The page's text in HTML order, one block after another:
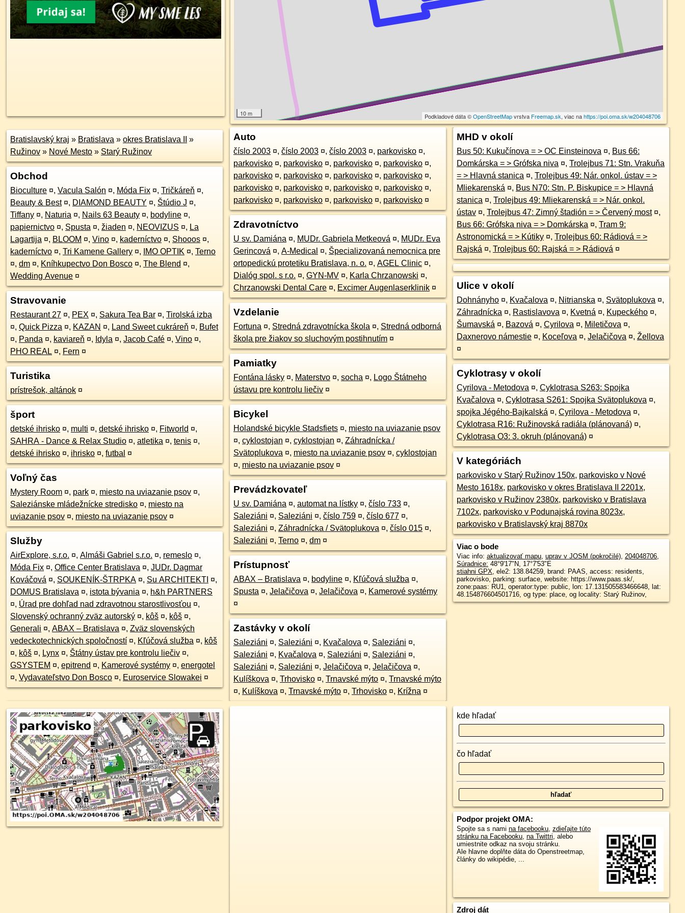
10 m Podkladové dáta ©OpenStreetMapvrstva Freemap.sk, viac nahttps://poi.oma.sk/w204048706
Bratislavský kraj » Bratislava » okres Bratislava II
»
Ružinov » Nové Mesto » Starý Ružinov
Obchod
Bioculture ¤, Vacula Salón ¤, Móda Fix ¤, Tričkáreň ¤,
Beauty & Best ¤, DIAMOND BEAUTY ¤, Štúdio J ¤,
Tiffany ¤, Naturia ¤, Nails 63 Beauty ¤, bodyline ¤,
papiernictvo ¤, Spusta ¤, žiaden ¤, NEOVIZUS ¤, La
Lagartija ¤, BLOOM ¤, Vino ¤, kaderníctvo ¤, Shooos ¤,
kaderníctvo ¤, Tri Kamene Gallery ¤, IMO OPTIK ¤, Terno
¤, dm ¤, Kníhkupectvo Don Bosco ¤, The Blend ¤,
Wedding Avenue ¤
Stravovanie
Restaurant 27 ¤, PEX ¤, Sakura Tea Bar ¤, Tirolská izba
¤, Quick Pizza ¤, KAZAN ¤, Land Sweet cukráreň ¤, Bufet
¤, Panda ¤, kaviareň ¤, Idyla ¤, Jacob Café ¤, Vino ¤,
PHO REAL ¤, Fern ¤
Turistika
prístrešok, altánok ¤
šport
detské ihrisko ¤, multi ¤, detské ihrisko ¤, Fitworld ¤,
SAHRA - Dance & Relax Studio ¤, atletika ¤, tenis ¤,
detské ihrisko ¤, ihrisko ¤, futbal ¤
Voľný čas
Mystery Room ¤, park ¤, miesto na uviazanie psov ¤,
Saleziánske mládežnícke stredisko ¤, miesto na
uviazanie psov ¤, miesto na uviazanie psov ¤
Služby
AirExplore, s.r.o. ¤, Almáši Gabriel s.r.o. ¤, remeslo ¤,
Móda Fix ¤, Office Center Bratislava ¤, JUDr. Dagmar
Kováčová ¤, SOUKENÍK-ŠTRPKA ¤, Su ARCHITEKTI ¤,
DOMUS Bratislava ¤, istota bývania ¤, h&h PARTNERS
¤, Úrad pre dohľad nad zdravotnou starostlivosťou ¤,
Slovenský ochranný zväz autorský ¤, kôš ¤, kôš ¤,
Generali ¤, ABAX – Bratislava ¤, Zväz slovenských
vedeckotechnických spoločností ¤, Kľúčová služba ¤, kôš
¤, kôš ¤, Lynx ¤, Štátny ústav pre kontrolu liečiv ¤,
GSYSTEM ¤, epitrend ¤, Kamerové systémy ¤, energotel
¤, Vydavateľstvo Don Bosco ¤, Euroservice Slowakei ¤
Auto
číslo 2003 ¤, číslo 2003 ¤, číslo 2003 ¤, parkovisko ¤,
parkovisko ¤, parkovisko ¤, parkovisko ¤, parkovisko ¤,
parkovisko ¤, parkovisko ¤, parkovisko ¤, parkovisko ¤,
parkovisko ¤, parkovisko ¤, parkovisko ¤, parkovisko ¤,
parkovisko ¤, parkovisko ¤, parkovisko ¤, parkovisko ¤
Zdravotníctvo
U sv. Damiána ¤, MUDr. Gabriela Metkeová ¤, MUDr. Eva
Gerincová ¤, A-Medical ¤, Špecializovaná nemocnica pre
ortopedickú protetiku Bratislava, n. o. ¤, AGEL Clinic ¤,
Dialóg spol. s r.o. ¤, GYN-MV ¤, Karla Chrzanowski ¤,
Chrzanowski Dental Care ¤, Excimer Augenlaserklinik ¤
Vzdelanie
Fortuna ¤, Stredná zdravotnícka škola ¤, Stredná odborná
škola pre žiakov so sluchovým postihnutím ¤
Pamiatky
Fontána lásky ¤, Materstvo ¤, socha ¤, Logo Štátneho
ústavu pre kontrolu liečiv ¤
Bicykel
Holandské bicykle Stadsfiets ¤, miesto na uviazanie psov
¤, cyklostojan ¤, cyklostojan ¤, Záhradnícka /
Svätoplukova ¤, miesto na uviazanie psov ¤, cyklostojan
¤, miesto na uviazanie psov ¤
Prevádzkovateľ
U sv. Damiána ¤, automat na lístky ¤, číslo 733 ¤,
Saleziáni ¤, Saleziáni ¤, číslo 759 ¤, číslo 677 ¤,
Saleziáni ¤, Záhradnícka / Svätoplukova ¤, číslo 015 ¤,
Saleziáni ¤, Terno ¤, dm ¤
Prístupnosť
ABAX – Bratislava ¤, bodyline ¤, Kľúčová služba ¤,
Spusta ¤, Jelačičova ¤, Jelačičova ¤, Kamerové systémy
¤
Zastávky v okolí
Saleziáni ¤, Saleziáni ¤, Kvačalova ¤, Saleziáni ¤,
Saleziáni ¤, Kvačalova ¤, Saleziáni ¤, Saleziáni ¤,
Saleziáni ¤, Saleziáni ¤, Jelačičova ¤, Jelačičova ¤,
Kulíškova ¤, Trhovisko ¤, Trnavské mýto ¤, Trnavské mýto
¤, Kulíškova ¤, Trnavské mýto ¤, Trhovisko ¤, Krížna ¤
MHD v okolí
Bus 50: Kukučínova = > OC Einsteinova ¤, Bus 66:
Domkárska = > Grófska niva ¤, Trolejbus 71: Stn. Vrakuňa
= > Hlavná stanica ¤, Trolejbus 49: Nár. onkol. ústav = >
Mliekarenská ¤, Bus N70: Stn. P. Biskupice = > Hlavná
stanica ¤, Trolejbus 49: Mliekarenská = > Nár. onkol.
ústav ¤, Trolejbus 47: Zimný štadión = > Červený most ¤,
Bus 66: Grófska niva = > Domkárska ¤, Tram 9:
Astronomická = > Kútiky ¤, Trolejbus 60: Rádiová = >
Rajská ¤, Trolejbus 60: Rajská = > Rádiová ¤
Ulice v okolí
Dohnányho ¤, Kvačalova ¤, Nitrianska ¤, Svätoplukova ¤,
Záhradnícka ¤, Rastislavova ¤, Kvetná ¤, Kupeckého ¤,
Šumavská ¤, Bazová ¤, Cyrilova ¤, Miletičova ¤,
Daxnerovo námestie ¤, Koceľova ¤, Jelačičova ¤, Žellova
¤
Cyklotrasy v okolí
Cyrilova - Metodova ¤, Cyklotrasa S263: Spojka
Kvačalova ¤, Cyklotrasa S261: Spojka Svätoplukova ¤,
spojka Jégého-Bajkalská ¤, Cyrilova - Metodova ¤,
Cyklotrasa R16: Ružinovská radiála (plánovaná) ¤,
Cyklotrasa O3: 3. okruh (plánovaná) ¤
V kategóriách
parkovisko v Starý Ružinov 150x, parkovisko v Nové
Mesto 1618x, parkovisko v okres Bratislava II 2201x,
parkovisko v Ružinov 2380x, parkovisko v Bratislava
7102x, parkovisko v Podunajská rovina 8023x,
parkovisko v Bratislavský kraj 8870x
Viac o bode
Viac info: aktualizovať mapu, uprav v JOSM (pokročilé), 204048706,
Súradnice: 48°9'17"N, 17°7'53"E
stiahni GPX, ele2: 138.84259, brand: PAAS, access: residents,
parkovisko, parking: surface, website: https://www.paas.sk/,
zone:paas: RU1, operator:type: public, lon: 17.131505583466648, lat:
48.154876604501716, og type: place, og locality: Starý Ružinov,
kde hľadať
čo hľadať
Podpor projekt OMA:
Spojte sa s nami na facebooku, zdieľajte túto
stránku na Facebooku, na Twittri, alebo
umiestnite odkaz na svoju stránku.
Ale hlavne doplňte dáta do Openstreetmap,
články do wikipédie, ...
Zdroj dát